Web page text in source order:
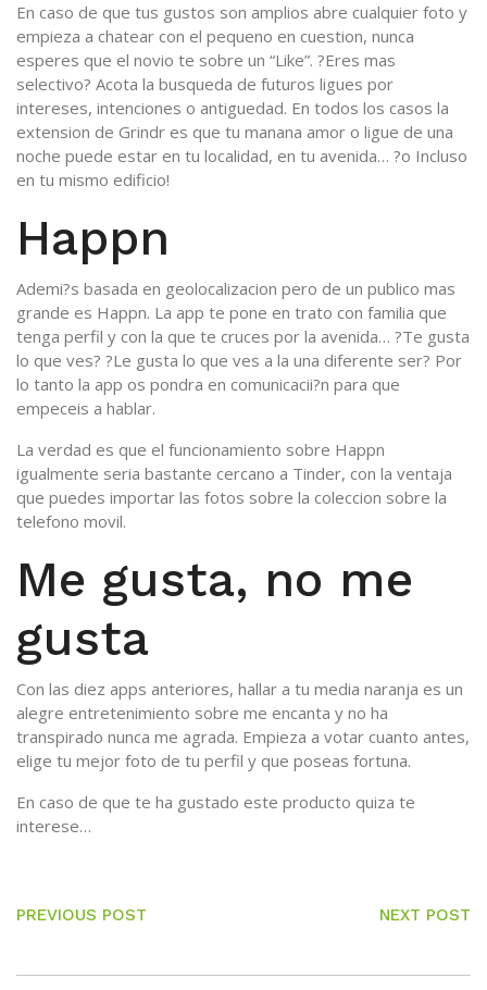
En caso de que tus gustos son amplios abre cualquier foto y
empieza a chatear con el pequeno en cuestion, nunca
esperes que el novio te sobre un “Like”. ?Eres mas
selectivo? Acota la busqueda de futuros ligues por
intereses, intenciones o antiguedad. En todos los casos la
extension de Grindr es que tu manana amor o ligue de una
noche puede estar en tu localidad, en tu avenida… ?o Incluso
en tu mismo edificio!
Happn
Ademi?s basada en geolocalizacion pero de un publico mas
grande es Happn. La app te pone en trato con familia que
tenga perfil y con la que te cruces por la avenida… ?Te gusta
lo que ves? ?Le gusta lo que ves a la una diferente ser? Por
lo tanto la app os pondra en comunicacii?n para que
empeceis a hablar.
La verdad es que el funcionamiento sobre Happn
igualmente seri­a bastante cercano a Tinder, con la ventaja
que puedes importar las fotos sobre la coleccion sobre la
telefono movil.
Me gusta, no me
gusta
Con las diez apps anteriores, hallar a tu media naranja es un
alegre entretenimiento sobre me encanta y no ha
transpirado nunca me agrada. Empieza a votar cuanto antes,
elige tu mejor foto de tu perfil y que poseas fortuna.
En caso de que te ha gustado este producto quiza te
interese…
PREVIOUS POST NEXT POST